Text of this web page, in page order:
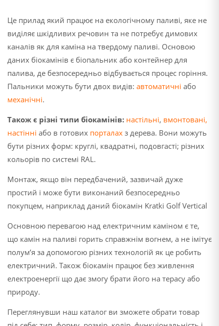
Це прилад який працює на екологічному паливі, яке не
виділяє шкідливих речовин та не потребує димових
каналів як для каміна на твердому паливі. Основою
даних біокамінів є біопальник або контейнер для
палива, де безпосередньо відбувається процес горіння.
Пальники можуть бути двох видів: автоматичні або
механічні.
Також є різні типи біокамінів: настільні, вмонтовані,
настінні або в готових порталах з дерева. Вони можуть
бути різних форм: круглі, квадратні, подовгасті; різних
кольорів по системі RAL.
Монтаж, якщо він передбачений, зазвичай дуже
простий і може бути виконаний безпосередньо
покупцем, наприклад даний біокамін Kratki Golf Vertical
Основною перевагою над електричним каміном є те,
що камін на паливі горить справжнім вогнем, а не імітує
полум’я за допомогою різних технологій як це робить
електричний. Також біокамін працює без живлення
електроенергії що дає змогу брати його на терасу або
природу.
Переглянувши наш каталог ви зможете обрати товар